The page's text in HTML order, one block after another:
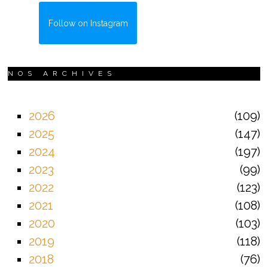
Follow on Instagram
NOS ARCHIVES
2026
109
2025
147
2024
197
2023
99
2022
123
2021
108
2020
103
2019
118
2018
76